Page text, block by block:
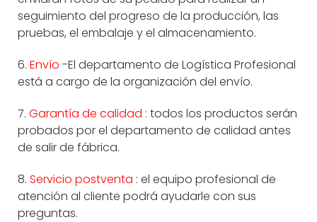
seguimiento del progreso de la producción, las
pruebas, el embalaje y el almacenamiento.
6. Envío -El departamento de Logística Profesional
está a cargo de la organización del envío.
7. Garantía de calidad : todos los productos serán
probados por el departamento de calidad antes
de salir de fábrica.
8. Servicio postventa : el equipo profesional de
atención al cliente podrá ayudarle con sus
preguntas.